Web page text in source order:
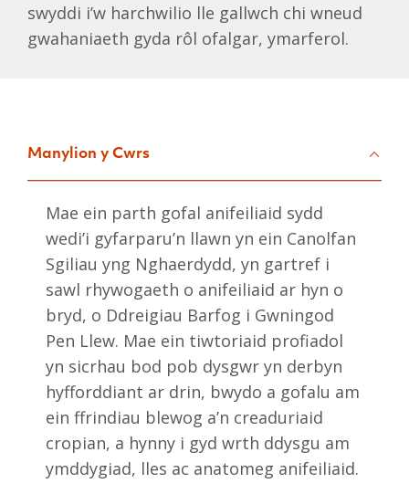
swyddi i’w harchwilio lle gallwch chi wneud
gwahaniaeth gyda rôl ofalgar, ymarferol.
Manylion y Cwrs
Mae ein parth gofal anifeiliaid sydd
wedi’i gyfarparu’n llawn yn ein Canolfan
Sgiliau yng Nghaerdydd, yn gartref i
sawl rhywogaeth o anifeiliaid ar hyn o
bryd, o Ddreigiau Barfog i Gwningod
Pen Llew. Mae ein tiwtoriaid profiadol
yn sicrhau bod pob dysgwr yn derbyn
hyfforddiant ar drin, bwydo a gofalu am
ein ffrindiau blewog a’n creaduriaid
cropian, a hynny i gyd wrth ddysgu am
ymddygiad, lles ac anatomeg anifeiliaid.